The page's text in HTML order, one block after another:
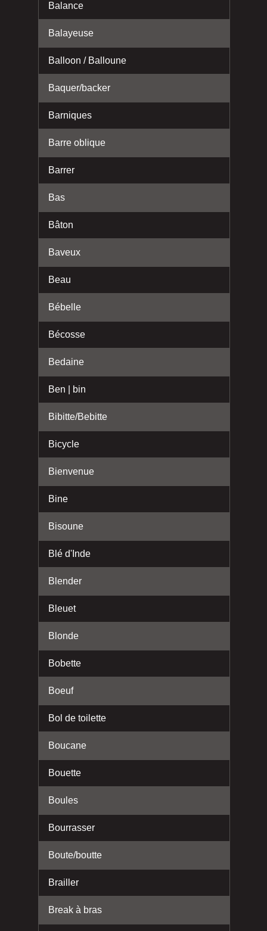
Balance
Balayeuse
Balloon / Balloune
Baquer/backer
Barniques
Barre oblique
Barrer
Bas
Bâton
Baveux
Beau
Bébelle
Bécosse
Bedaine
Ben | bin
Bibitte/Bebitte
Bicycle
Bienvenue
Bine
Bisoune
Blé d'Inde
Blender
Bleuet
Blonde
Bobette
Boeuf
Bol de toilette
Boucane
Bouette
Boules
Bourrasser
Boute/boutte
Brailler
Break à bras